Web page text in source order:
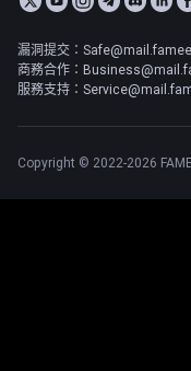
漏洞提交：
商務合作：
服務支持：
Copyright © 2022-2026